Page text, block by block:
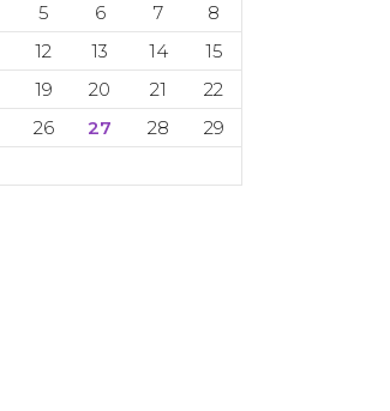
5 6 7
8
12 13 14
15
19 20 21
22
26 27 28
29